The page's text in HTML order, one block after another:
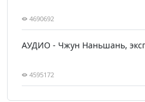
4690692
АУДИО - Чжун Наньшань,
4595172